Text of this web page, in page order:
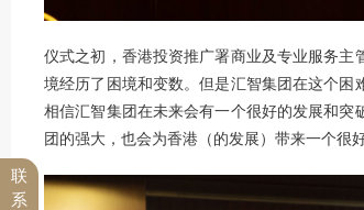
仪式之初，香港投资推广署商业及专业服务主
境经历了困境和变数。但是汇智集团在这个
相信汇智集团在未来会有一个很好的发展和
团的强大，也会为香港（的发展）带来一个很
联
系